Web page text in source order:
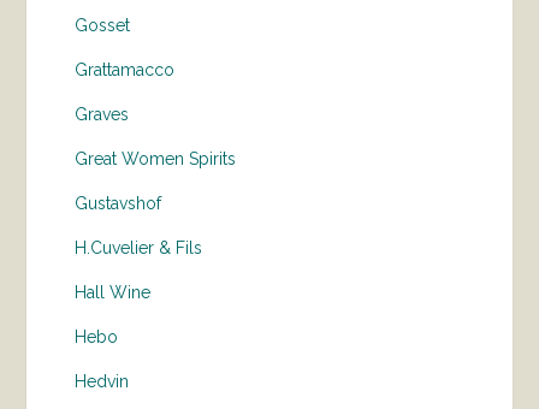
Gosset
Grattamacco
Graves
Great Women Spirits
Gustavshof
H.Cuvelier & Fils
Hall Wine
Hebo
Hedvin